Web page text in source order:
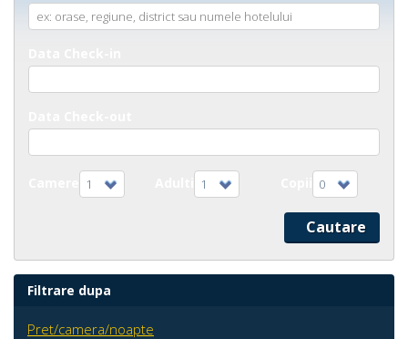
1 1 0
Filtrare dupa
Pret/camera/noapte